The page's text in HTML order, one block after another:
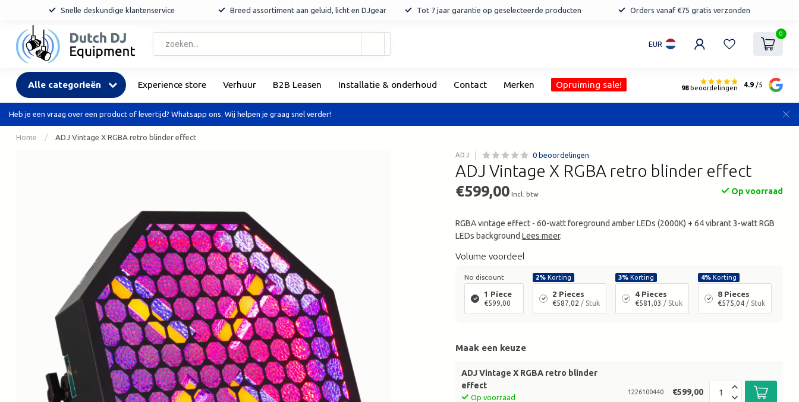
Snelle deskundige klantenservice Breed assortiment aan geluid, licht en DJgear Tot 7 jaar garantie op geselecteerde producten Orders vanaf €75 gratis verzonden
en
een
EUR
0
Alle categorieën Experience store Verhuur B2B Leasen Installatie & onderhoud Contact Merken Opruiming sale! 98beoordelingen 4.9 /5
Heb je een vraag over een product of levertijd? Whatsapp ons. Wij helpen je graag snel verder!
Home / ADJ Vintage X RGBA retro blinder effect
ADJ 0 beoordelingen
ADJ Vintage X RGBA retro blinder effect
€599,00 Incl. btw Op voorraad
RGBA vintage effect - 60-watt foreground amber LEDs (2000K) + 64 vibrant 3-watt RGB
LEDs backgroundLees meer.
Volume voordeel
No discount
1 Piece
€599,00
2% Korting
2 Pieces
€587,02 / Stuk
3% Korting
4 Pieces
€581,03 / Stuk
4% Korting
8 Pieces
€575,04 / Stuk
Maak een keuze
ADJ Vintage X RGBA retro blinder
effect
Op voorraad
1226100440 €599,00